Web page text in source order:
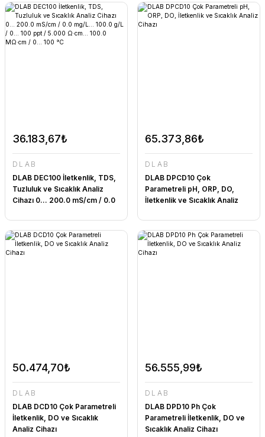
200.0 mS/cm / 0.0 mg/L...
100.0 g/L / 0... 100 ppt / 5.000
Ω·cm... 100.0 MΩ·cm / 0.00...
20.00 mg/L / 0... 100 °C
-1999.9... +1999.9 mV /
0.00... 20.00 mg/L / 0... 100
°C
36.183,67₺
DLAB
DLAB DEC100 İletkenlik, TDS,
Tuzluluk ve Sıcaklık Analiz
Cihazı 0... 200.0 mS/cm / 0.0
/ 5.000 Ω·cm... 100.0 MΩ·cm /
0... 100 °C
65.373,86₺
DLAB
DLAB DPCD10 Çok
Parametreli pH, ORP, DO,
İletkenlik ve Sıcaklık Analiz
50.474,70₺
DLAB
DLAB DCD10 Çok Parametreli
İletkenlik, DO ve Sıcaklık
Analiz Cihazı
56.555,99₺
DLAB
DLAB DPD10 Ph Çok
Parametreli İletkenlik, DO ve
Sıcaklık Analiz Cihazı